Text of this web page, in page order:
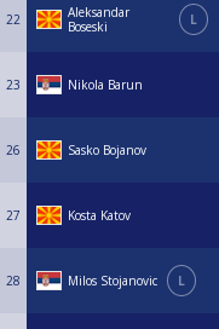
22
Aleksandar
Boseski
L
23 Nikola Barun
26 Sasko Bojanov
27 Kosta Katov
28 Milos Stojanovic L